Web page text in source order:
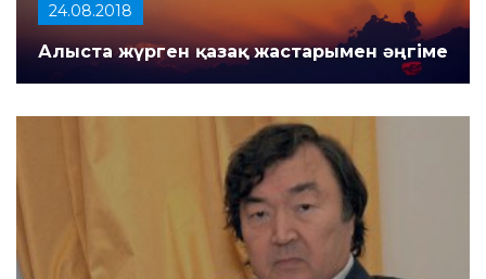
24.08.2018
Алыста жүрген қазақ жастарымен әңгіме